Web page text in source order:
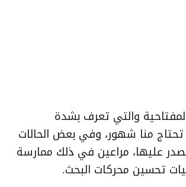
والتي تعرف بشدة
منا شهور، وفي بعض الحالات
عليها، مراعين في ذلك ممارسة
تحسين محركات البحث.